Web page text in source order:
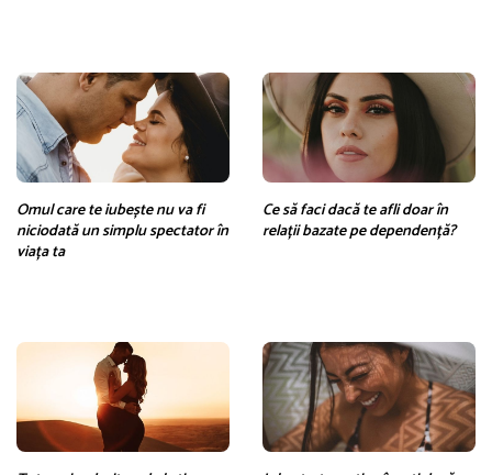
Omul care te iubește nu va fi
niciodată un simplu spectator în
viața ta
Ce să faci dacă te afli doar în
relații bazate pe dependență?